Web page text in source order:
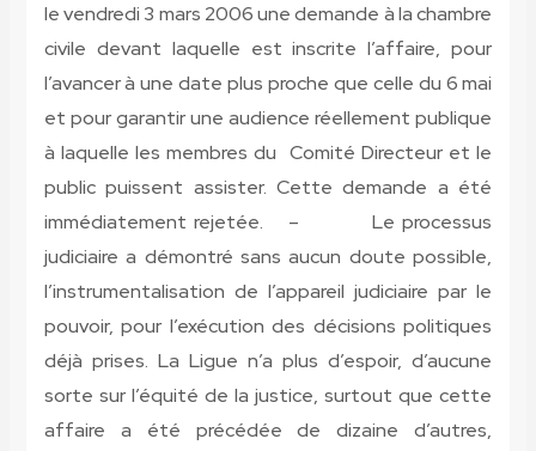
le vendredi 3 mars 2006 une demande à la chambre
civile devant laquelle est inscrite l’affaire, pour
l’avancer à une date plus proche que celle du 6 mai
et pour garantir une audience réellement publique
à laquelle les membres du Comité Directeur et le
public puissent assister. Cette demande a été
immédiatement rejetée. – Le processus
judiciaire a démontré sans aucun doute possible,
l’instrumentalisation de l’appareil judiciaire par le
pouvoir, pour l’exécution des décisions politiques
déjà prises. La Ligue n’a plus d’espoir, d’aucune
sorte sur l’équité de la justice, surtout que cette
affaire a été précédée de dizaine d’autres,